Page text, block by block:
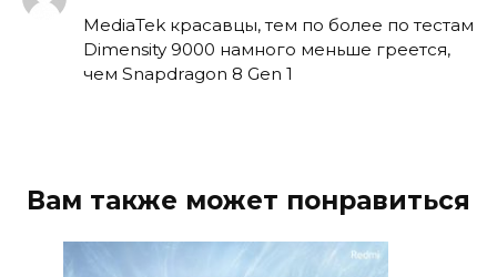
MediaTek красавцы, тем по более по тестам
Dimensity 9000 намного меньше греется,
чем Snapdragon 8 Gen 1
Вам также может понравиться